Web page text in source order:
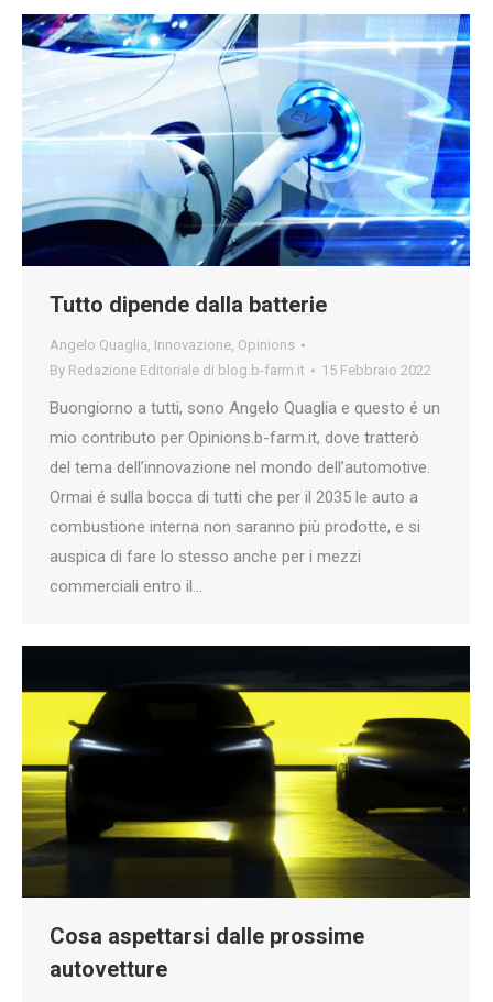
Tutto dipende dalla batterie
Angelo Quaglia, Innovazione, Opinions
By Redazione Editoriale di blog.b-farm.it 15 Febbraio 2022
Buongiorno a tutti, sono Angelo Quaglia e questo é un
mio contributo per Opinions.b-farm.it, dove tratterò
del tema dell’innovazione nel mondo dell’automotive.
Ormai é sulla bocca di tutti che per il 2035 le auto a
combustione interna non saranno più prodotte, e si
auspica di fare lo stesso anche per i mezzi
commerciali entro il…
Cosa aspettarsi dalle prossime
autovetture